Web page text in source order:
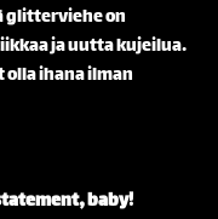
glitterviehe on
ja uutta kujeilua.
olla ihana ilman
baby!